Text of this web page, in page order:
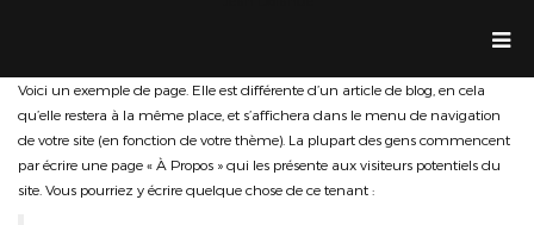
Voici un exemple de page. Elle est différente d’un article de blog, en cela
qu’elle restera à la même place, et s’affichera dans le menu de navigation
de votre site (en fonction de votre thème). La plupart des gens commencent
par écrire une page « À Propos » qui les présente aux visiteurs potentiels du
site. Vous pourriez y écrire quelque chose de ce tenant :